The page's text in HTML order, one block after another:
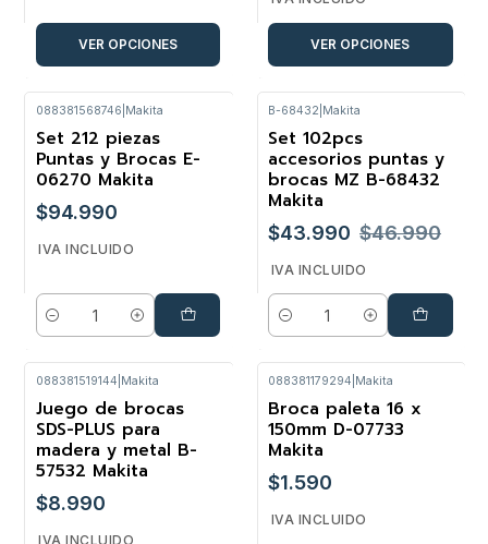
VER OPCIONES VER OPCIONES
088381568746 Makita
Set 212 piezas
Puntas y Brocas E-
06270 Makita
$94.990
IVA INCLUIDO
Cantidad
-6%
B-68432 Makita
Set 102pcs
accesorios puntas y
brocas MZ B-68432
Makita
$43.990 $46.990
IVA INCLUIDO
Cantidad
088381519144 Makita
Juego de brocas
SDS-PLUS para
madera y metal B-
57532 Makita
$8.990
IVA INCLUIDO
088381179294 Makita
Broca paleta 16 x
150mm D-07733
Makita
$1.590
IVA INCLUIDO